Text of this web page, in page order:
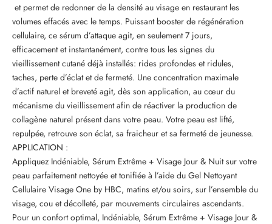
et permet de redonner de la densité au visage en restaurant les
volumes effacés avec le temps. Puissant booster de régénération
cellulaire, ce sérum d’attaque agit, en seulement 7 jours,
efficacement et instantanément, contre tous les signes du
vieillissement cutané déjà installés: rides profondes et ridules,
taches, perte d’éclat et de fermeté. Une concentration maximale
d’actif naturel et breveté agit, dès son application, au cœur du
mécanisme du vieillissement afin de réactiver la production de
collagène naturel présent dans votre peau. Votre peau est lifté,
repulpée, retrouve son éclat, sa fraicheur et sa fermeté de jeunesse.
APPLICATION :
Appliquez Indéniable, Sérum Extrême + Visage Jour & Nuit sur votre
peau parfaitement nettoyée et tonifiée à l’aide du Gel Nettoyant
Cellulaire Visage One by HBC, matins et/ou soirs, sur l’ensemble du
visage, cou et décolleté, par mouvements circulaires ascendants.
Pour un confort optimal, Indéniable, Sérum Extrême + Visage Jour &